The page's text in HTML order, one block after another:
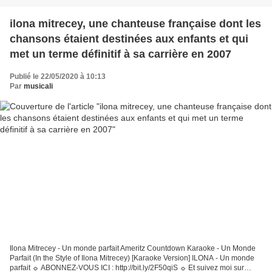
ilona mitrecey, une chanteuse française dont les
chansons étaient destinées aux enfants et qui
met un terme définitif à sa carrière en 2007
Publié le 22/05/2020 à 10:13
Par musicali
Ilona Mitrecey - Un monde parfait Ameritz Countdown Karaoke - Un Monde
Parfait (In the Style of Ilona Mitrecey) [Karaoke Version] ILONA - Un monde
parfait ☼ ABONNEZ-VOUS ICI : http://bit.ly/2F50qiS ☼ Et suivez moi sur